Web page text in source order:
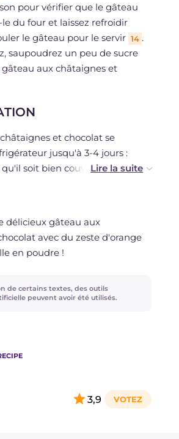
pour vérifier que le gâteau
du four et laissez refroidir
le gâteau pour le servir 14 .
saupoudrez un peu de sucre
aux châtaignes et
et chocolat se
jusqu'à 3-4 jours :
soit bien couvert de film
pouvez le congeler si vous
cuit et entièrement refroidi.
délicieux gâteau aux
avec du zeste d'orange
en poudre !
de certains textes, des outils
peuvent avoir été utilisés.
3,9